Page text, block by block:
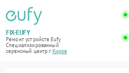
FIX-EUFY
Ремонт устройств Eufy
Специализированный
cервисный центр г.Киров